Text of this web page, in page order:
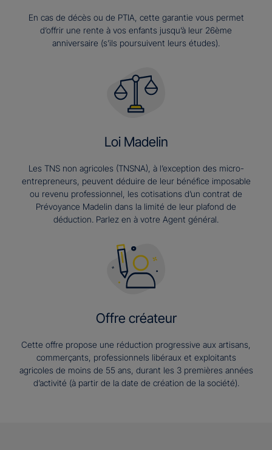
En cas de décès ou de PTIA, cette garantie vous permet
d’offrir une rente à vos enfants jusqu’à leur 26ème
anniversaire (s’ils poursuivent leurs études).​
Loi Madelin
Les TNS non agricoles (TNSNA), à l’exception des micro-
entrepreneurs, peuvent déduire de leur bénéfice imposable
ou revenu professionnel, les cotisations d’un contrat de
Prévoyance Madelin dans la limité de leur plafond de
déduction. Parlez en à votre Agent général.
Offre créateur
Cette offre propose une réduction progressive aux artisans,
commerçants, professionnels libéraux et exploitants
agricoles de moins de 55 ans, durant les 3 premières années
d’activité (à partir de la date de création de la société).